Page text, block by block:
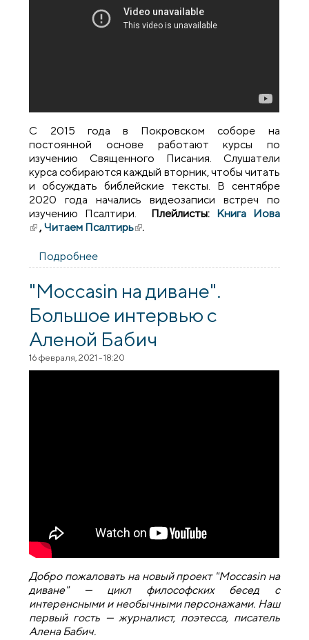
С 2015 года в Покровском соборе на
постоянной основе работают курсы по
изучению Священного Писания. Слушатели
курса собираются каждый вторник, чтобы читать
и обсуждать библейские тексты. В сентябре
2020 года начались видеозаписи встреч по
изучению Псалтири.
Плейлисты: Книга Иова
(внешняя ссылка)
,Читаем Псалтирь(внешняя ссылка)
.
Подробнее
вместе" - Псалом 17 (1 часть)
"Moccasin на диване".
Большое интервью с
Аленой Бабич
16 февраля, 2021 - 18:20
Добро пожаловать на новый проект "Moccasin на
диване" — цикл философских бесед с
интеренсными и необычными персонажами. Наш
первый гость — журналист, поэтесса, писатель
Алена Бабич.